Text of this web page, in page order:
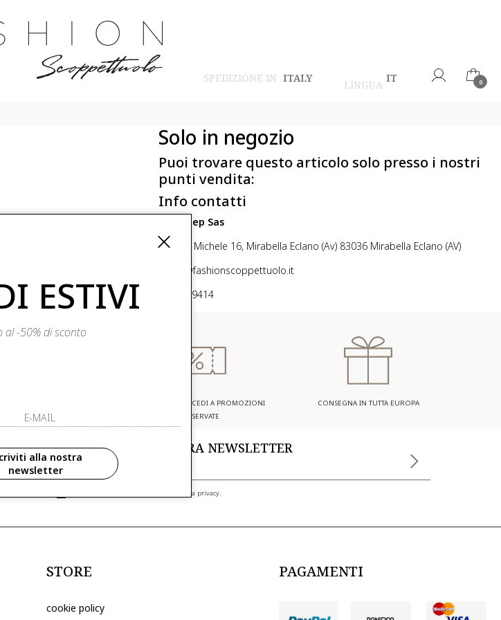
SPEDIZIONE IN ITALY
LINGUA
IT 0
Solo in negozio
Puoi trovare questo articolo solo presso i nostri
punti vendita:
Info contatti
First step Sas
Via San Michele 16, Mirabella Eclano (Av) 83036 Mirabella Eclano (AV)
ordini@fashionscoppettuolo.it
0825449414
ISCRIVITI ED ACCEDI A PROMOZIONI
RISERVATE
CONSEGNA IN TUTTA EUROPA
ISCRIVITI ALLA NOSTRA NEWSLETTER
ho letto ed accettato le condizioni sulla privacy.
STORE
cookie policy
PAGAMENTI
ESTIVI
al -50% di sconto
alla nostra
newsletter